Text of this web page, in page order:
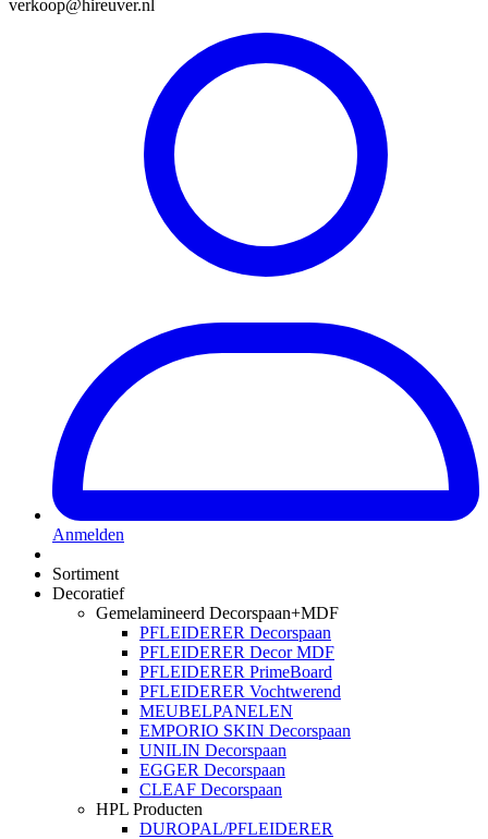
verkoop@hireuver.nl
Anmelden
Sortiment
Decoratief
Gemelamineerd Decorspaan+MDF
PFLEIDERER Decorspaan
PFLEIDERER Decor MDF
PFLEIDERER PrimeBoard
PFLEIDERER Vochtwerend
MEUBELPANELEN
EMPORIO SKIN Decorspaan
UNILIN Decorspaan
EGGER Decorspaan
CLEAF Decorspaan
HPL Producten
DUROPAL/PFLEIDERER